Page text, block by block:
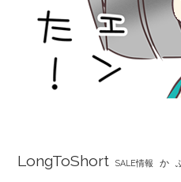
LongToShort SALE情報 か